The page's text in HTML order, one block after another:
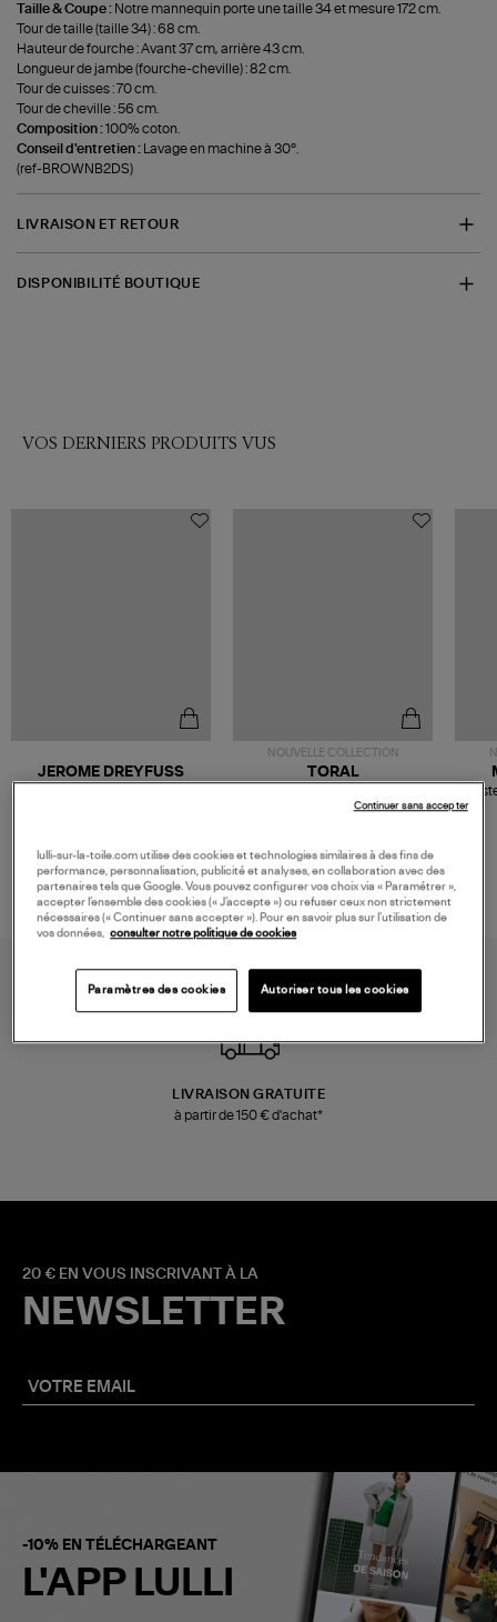
Taille & Coupe : Notre mannequin porte une taille 34 et mesure 172 cm.
Tour de taille (taille 34) : 68 cm.
Hauteur de fourche : Avant 37 cm, arrière 43 cm.
Longueur de jambe (fourche-cheville) : 82 cm.
Tour de cuisses : 70 cm.
Tour de cheville : 56 cm.
Composition :100% coton.
Conseil d'entretien :
Lavage en machine à 30°.
(ref-BROWNB2DS)
LIVRAISON ET RETOUR
DISPONIBILITÉ BOUTIQUE
VOS DERNIERS PRODUITS VUS
JEROME DREYFUSS
NOUVELLE COLLECTION
189,00 €
TORAL
Mousse
LIVRAISON GRATUITE
à partir de 150 € d'achat*
20 € EN VOUS INSCRIVANT À LA
NEWSLETTER
-10% EN TÉLÉCHARGEANT
L'APP LULLI
lulli-sur-la-toile.com utilise des cookies et technologies similaires à des fins de
performance, personnalisation, publicité et analyses, en collaboration avec des
partenaires tels que Google. Vous pouvez configurer vos choix via « Paramétrer »,
accepter l’ensemble des cookies (« J’accepte ») ou refuser ceux non strictement
nécessaires (« Continuer sans accepter »). Pour en savoir plus sur l’utilisation de
vos données, consulter notre politique de cookies
Paramètres des cookies Autoriser tous les cookies
Continuer sans accepter